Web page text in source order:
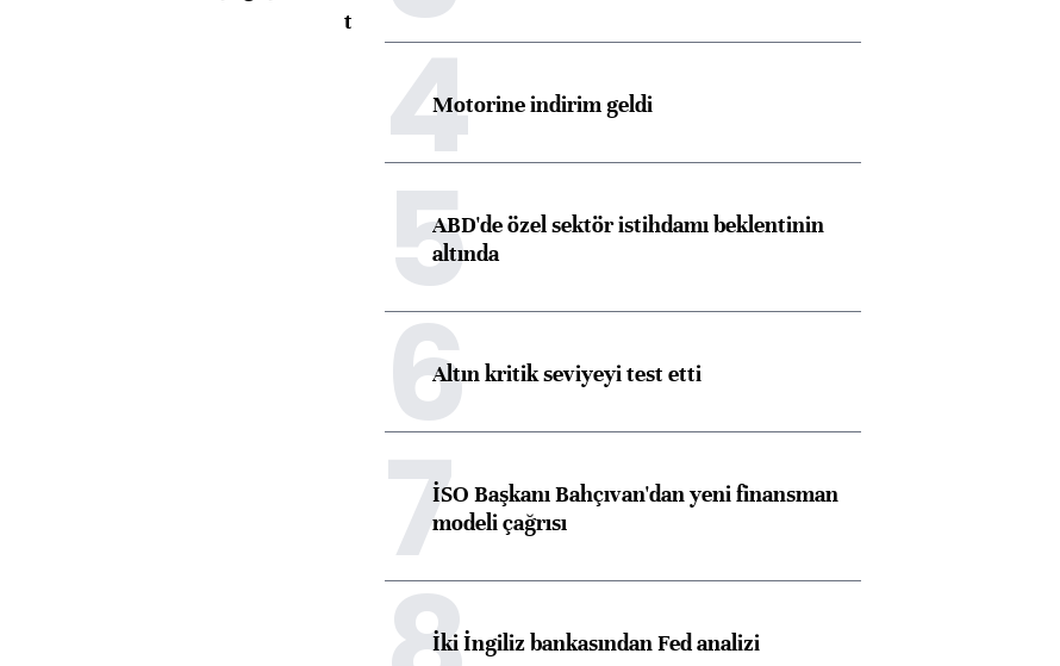
toparlandı
4Motorine indirim geldi
5ABD'de özel sektör istihdamı beklentinin
altında
6Altın kritik seviyeyi test etti
7İSO Başkanı Bahçıvan'dan yeni finansman
modeli çağrısı
İki İngiliz bankasından Fed analizi